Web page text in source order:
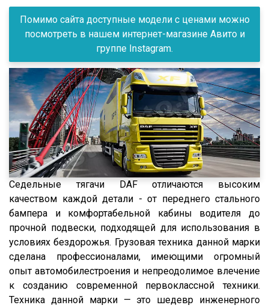
Mega
Carnehl
Bodex
Lamberet
GT7
Schwarte
Бецема
Bonum
Cobo
Fruehauf
Sacim
Shacman (Shaanxi)
OMT
2004
2002
2001
2000
1999
1998
1997
1996
1995
1994
1993
1992
1990
Axor
Axor 1836
Axor 1840 LS
G380
G400
G420
G440
P280
P340
P400
P420
P440
R
R420
Помимо сайта доступные модели с ценами можно
посмотреть в нашем интернет-магазине Авито и
группе Instagram.
Седельные тягачи DAF отличаются высоким
качеством каждой детали - от переднего стального
бампера и комфортабельной кабины водителя до
прочной подвески, подходящей для использования в
условиях бездорожья. Грузовая техника данной марки
сделана профессионалами, имеющими огромный
опыт автомобилестроения и непреодолимое влечение
к созданию современной первоклассной техники.
Техника данной марки — это шедевр инженерного